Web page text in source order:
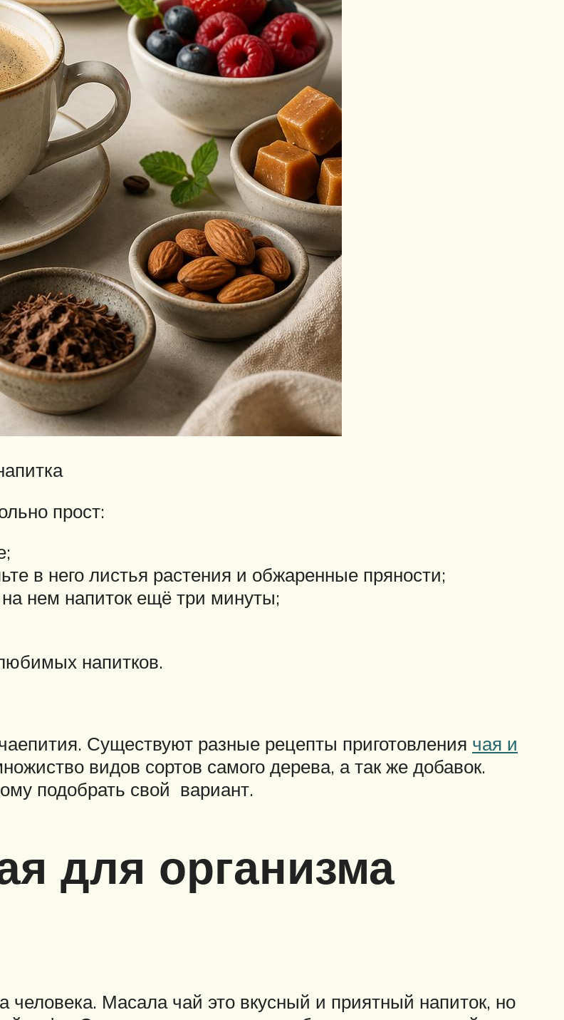
прост:
в него листья растения и обжаренные пряности;
нем напиток ещё три минуты;
напитков.
Существуют разные рецепты приготовления чая и
видов сортов самого дерева, а так же добавок.
подобрать свой вариант.
для организма
человека. Масала чай это вкусный и приятный напиток, но